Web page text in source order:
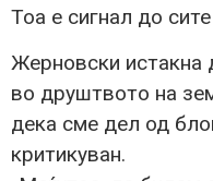
Тоа е сигнал до
Жерновски истакна
во друштвото на
дека сме дел од
критикуван.